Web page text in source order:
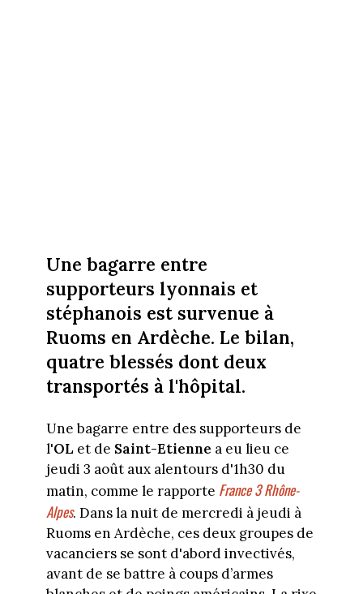
Une bagarre entre
supporteurs lyonnais et
stéphanois est survenue à
Ruoms en Ardèche. Le bilan,
quatre blessés dont deux
transportés à l'hôpital.
Une bagarre entre des supporteurs de
l'OL et de Saint-Etienne a eu lieu ce
jeudi 3 août aux alentours d'1h30 du
matin, comme le rapporte France 3 Rhône-
Alpes. Dans la nuit de mercredi à jeudi à
Ruoms en Ardèche, ces deux groupes de
vacanciers se sont d'abord invectivés,
avant de se battre à coups d’armes